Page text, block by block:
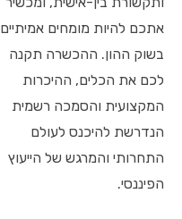
אתכם להיות מומחים אמיתיים
בשוק ההון. ההכשרה תקנה
לכם את הכלים, ההיכרות
המקצועית והסמכה רשמית
הנדרשת להיכנס לעולם
התחרותי והמרגש של הייעוץ
הפיננסי.